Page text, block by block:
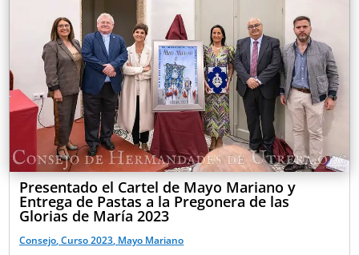
Presentado el Cartel de Mayo Mariano y
Entrega de Pastas a la Pregonera de las
Glorias de María 2023
Consejo,Curso 2023, Mayo Mariano